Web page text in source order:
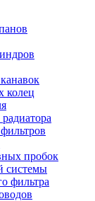
колец
пробок
системы
фильтра